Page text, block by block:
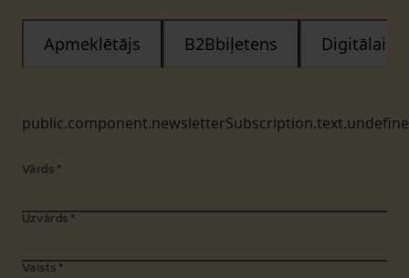
Apmeklētājs B2Bbiļetens Digitālais
Vārds *
Uzvārds *
Valsts *